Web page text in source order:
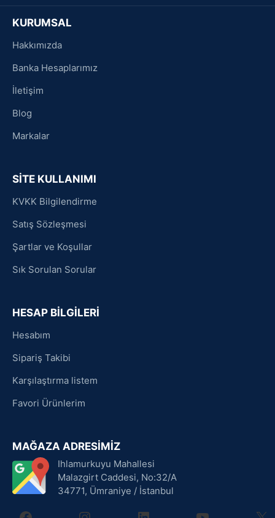
KURUMSAL
Hakkımızda
Banka Hesaplarımız
İletişim
Blog
Markalar
SİTE KULLANIMI
KVKK Bilgilendirme
Satış Sözleşmesi
Şartlar ve Koşullar
Sık Sorulan Sorular
HESAP BİLGİLERİ
Hesabım
Sipariş Takibi
Karşılaştırma listem
Favori Ürünlerim
MAĞAZA ADRESİMİZ
Ihlamurkuyu Mahallesi
Malazgirt Caddesi, No:32/A
34771, Ümraniye / İstanbul